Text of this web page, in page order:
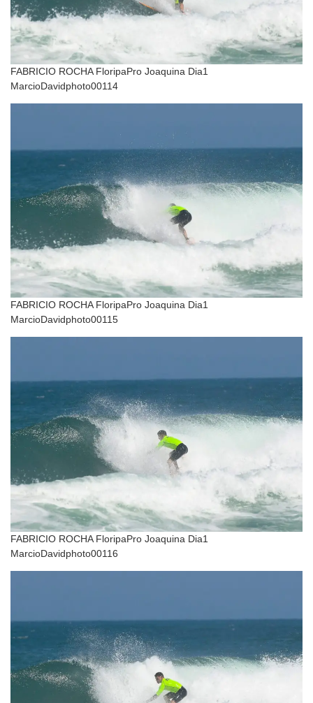
FABRICIO ROCHA FloripaPro Joaquina Dia1
MarcioDavidphoto00114
FABRICIO ROCHA FloripaPro Joaquina Dia1
MarcioDavidphoto00115
FABRICIO ROCHA FloripaPro Joaquina Dia1
MarcioDavidphoto00116